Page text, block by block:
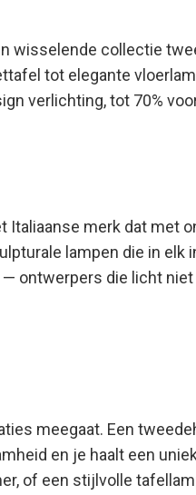
wisselende collectie
tot elegante
verlichting, tot 70%
merk dat met
lampen die in elk
— ontwerpers die licht
meegaat. Een
en je haalt een
of een stijlvolle